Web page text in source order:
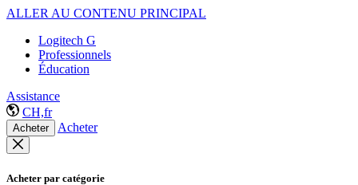
ALLER AU CONTENU PRINCIPAL
Logitech G
Professionnels
Éducation
Assistance
CH,fr
Acheter Acheter
Acheter par catégorie